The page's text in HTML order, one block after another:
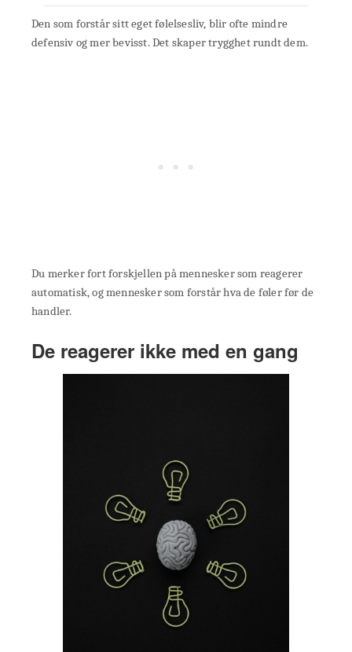
Den som forstår sitt eget følelsesliv, blir ofte mindre
defensiv og mer bevisst. Det skaper trygghet rundt dem.
Du merker fort forskjellen på mennesker som reagerer
automatisk, og mennesker som forstår hva de føler før de
handler.
De reagerer ikke med en gang